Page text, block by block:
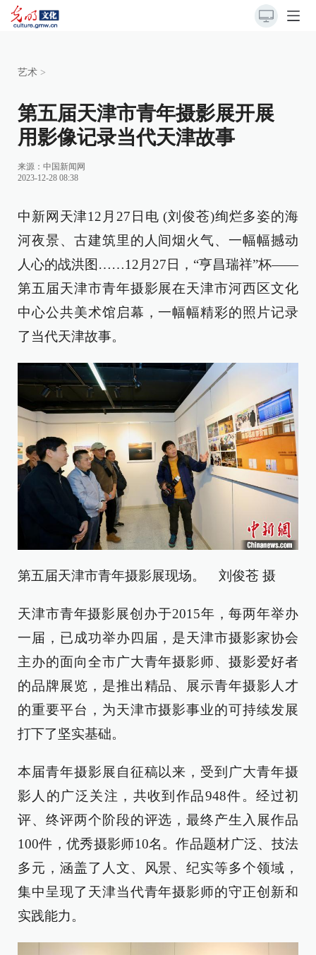
艺术 >
第五届天津市青年摄影展开展
用影像记录当代天津故事
来源： 中国新闻网
2023-12-28 08:38
中新网天津12月27日电 (刘俊苍)绚烂多姿的海
河夜景、古建筑里的人间烟火气、一幅幅撼动
人心的战洪图……12月27日，“亨昌瑞祥”杯——
第五届天津市青年摄影展在天津市河西区文化
中心公共美术馆启幕，一幅幅精彩的照片记录
了当代天津故事。
第五届天津市青年摄影展现场。 刘俊苍 摄
天津市青年摄影展创办于2015年，每两年举办
一届，已成功举办四届，是天津市摄影家协会
主办的面向全市广大青年摄影师、摄影爱好者
的品牌展览，是推出精品、展示青年摄影人才
的重要平台，为天津市摄影事业的可持续发展
打下了坚实基础。
本届青年摄影展自征稿以来，受到广大青年摄
影人的广泛关注，共收到作品948件。经过初
评、终评两个阶段的评选，最终产生入展作品
100件，优秀摄影师10名。作品题材广泛、技法
多元，涵盖了人文、风景、纪实等多个领域，
集中呈现了天津当代青年摄影师的守正创新和
实践能力。